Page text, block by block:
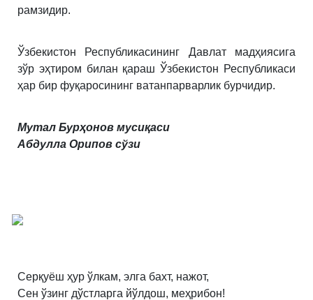
рамзидир.
Ўзбекистон Республикасининг Давлат мадҳиясига
зўр эҳтиром билан қараш Ўзбекистон Республикаси
ҳар бир фуқаросининг ватанпарварлик бурчидир.
Мутал Бурҳонов мусиқаси
Абдулла Орипов сўзи
Серқуёш ҳур ўлкам, элга бахт, нажот,
Сен ўзинг дўстларга йўлдош, меҳрибон!